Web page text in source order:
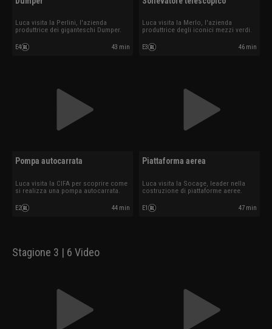
Luca visita la Perlini, l'azienda
produttrice dei giganteschi Dumper.
E4 43 min
Luca visita la Merlo, l'azienda
produttrice degli iconici mezzi verdi.
E3 46 min
Pompa autocarrata
Luca visita la CIFA per scoprire come
si realizza una pompa autocarrata.
E2 44 min
Piattaforma aerea
Luca visita la Socage, leader nella
costruzione di piattaforme aeree.
E1 47 min
Stagione 3 | 6 Video